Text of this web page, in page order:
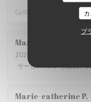
プ
Grillades à recommander
Martine
2026-08-01
サービス:5/5 雰囲気:4/
Marie-catherineP